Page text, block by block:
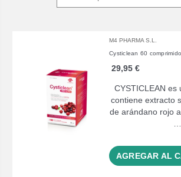
M4 PHARMA S.L.
Cysticlean 60
29,95 €
CYSTICLEAN es
contiene extracto
de arándano rojo
AGREGAR AL